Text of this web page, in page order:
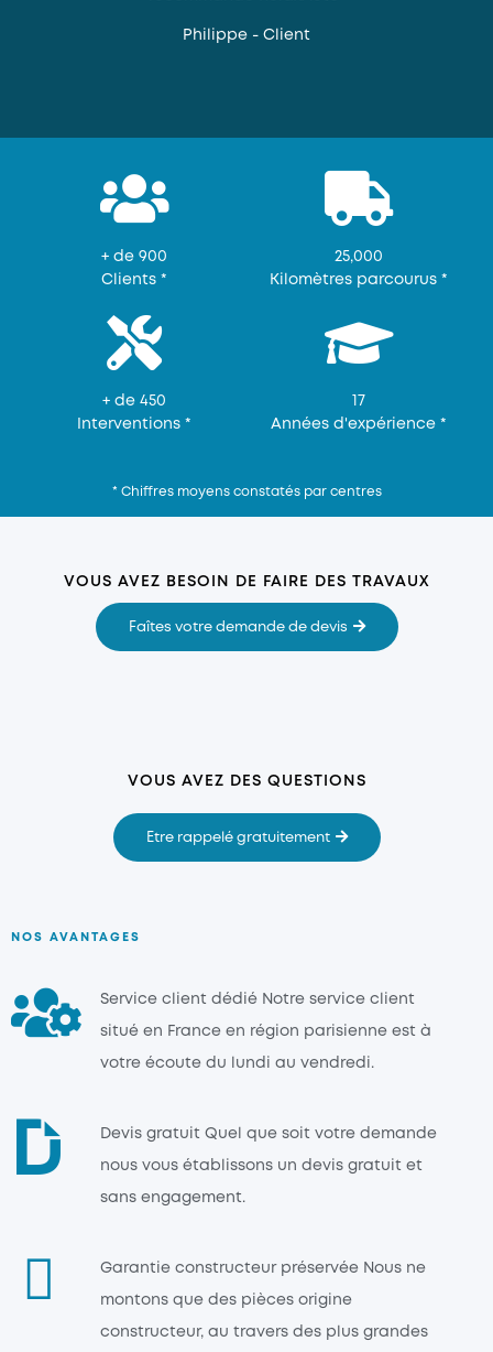
Philippe - Client
+ de 900
Clients *
25,000
Kilomètres parcourus *
+ de 450
Interventions *
17
Années d'expérience *
* Chiffres moyens constatés par centres
VOUS AVEZ BESOIN DE FAIRE DES TRAVAUX
Faîtes votre demande de devis
VOUS AVEZ DES QUESTIONS
Etre rappelé gratuitement
NOS AVANTAGES
Service client dédié Notre service client
situé en France en région parisienne est à
votre écoute du lundi au vendredi.
Devis gratuit Quel que soit votre demande
nous vous établissons un devis gratuit et
sans engagement.
Garantie constructeur préservée Nous ne
montons que des pièces origine
constructeur, au travers des plus grandes